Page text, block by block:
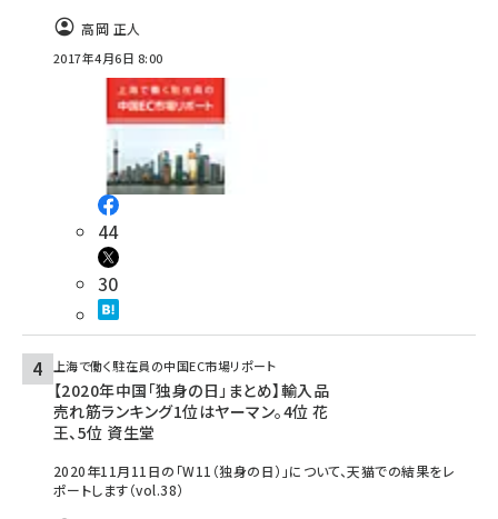
高岡 正人
2017年4月6日 8:00
44
30
上海で働く駐在員の中国EC市場リポート
【2020年中国「独身の日」まとめ】輸入品
売れ筋ランキング1位はヤーマン。4位 花
王、5位 資生堂
2020年11月11日の「W11（独身の日）」について、天猫での結果をレ
ポートします（vol.38）